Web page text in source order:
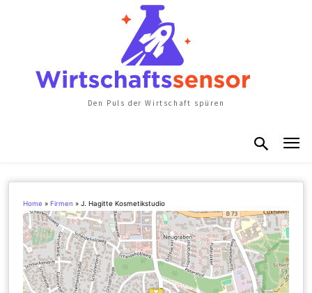
Den Puls der Wirtschaft spüren
Home » Firmen »J. Hagitte Kosmetikstudio